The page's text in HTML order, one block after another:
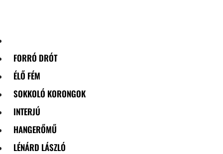
FORRÓ DRÓT
ÉLŐ FÉM
SOKKOLÓ KORONGOK
INTERJÚ
HANGERŐMŰ
LÉNÁRD LÁSZLÓ